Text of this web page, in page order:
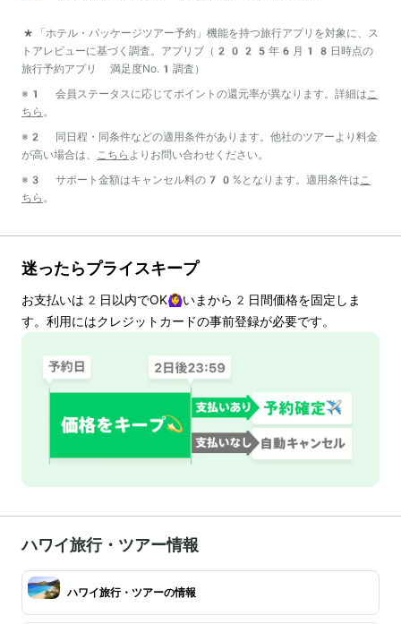
*「ホテル・パッケージツアー予約」機能を持つ旅行アプリを対象に、ス
トアレビューに基づく調査。アプリブ（2025年6月18日時点の
旅行予約アプリ 満足度No.1調査）
※1 会員ステータスに応じてポイントの還元率が異なります。詳細は こ
ちら 。
※2 同日程・同条件などの適用条件があります。他社のツアーより料金
が高い場合は、
こちら よりお問い合わせください。
※3 サポート金額はキャンセル料の70%となります。適用条件は こ
ちら 。
迷ったらプライスキープ
お支払いは 2 日以内でOK🙆‍♀️いまから 2 日間価格を固定しま
す。利用にはクレジットカードの事前登録が必要です。
ハワイ旅行・ツアー情報
ハワイ旅行・ツアーの情報